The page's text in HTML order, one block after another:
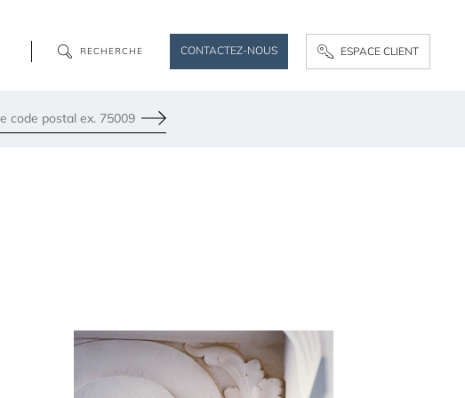
REC H ERC H E CONTACTEZ-NOUS ESPACE CLIENT
Envoyer